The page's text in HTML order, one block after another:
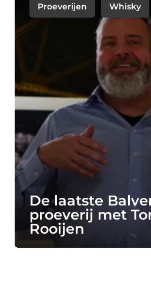
Proeverijen Whisky
De laatste
proeverij met
Rooijen